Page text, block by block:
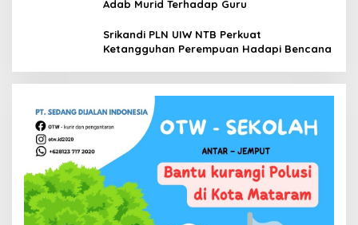
Adab Murid Terhadap Guru
Srikandi PLN UIW NTB Perkuat
Ketangguhan Perempuan Hadapi Bencana